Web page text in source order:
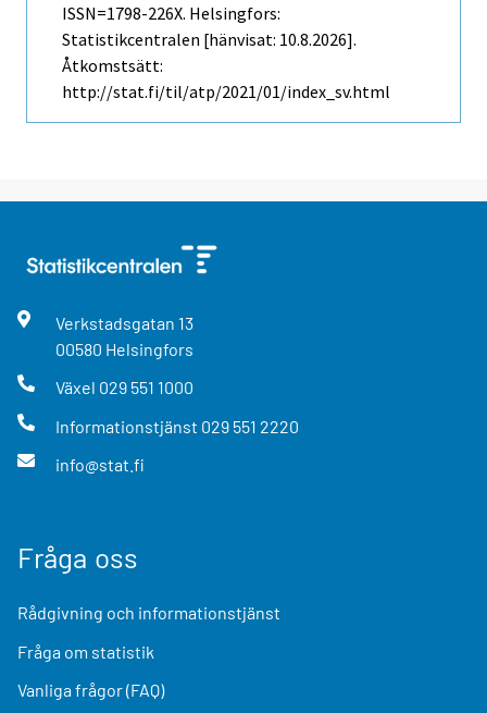
ISSN=1798-226X. Helsingfors:
Statistikcentralen [hänvisat: 10.8.2026].
Åtkomstsätt:
http://stat.fi/til/atp/2021/01/index_sv.html
Verkstadsgatan 13
00580 Helsingfors
Växel 029 551 1000
Informationstjänst 029 551 2220
info@stat.fi
Fråga oss
Rådgivning och informationstjänst
Fråga om statistik
Vanliga frågor (FAQ)